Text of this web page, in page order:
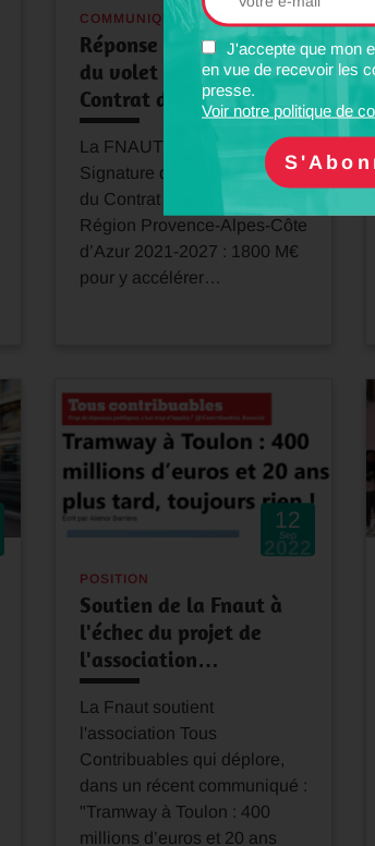
J'accepte que mon
en vue de recevoir les
presse.
Voir notre politique de
COMMUNIQUÉ
Réponse à la signature
du volet mobilité du
Contrat de…
La FNAUT prend acte de la
Signature du Volet Mobilité
du Contrat de Plan État
Région Provence-Alpes-Côte
d’Azur 2021-2027 : 1800 M€
pour y accélérer…
12
Sep
2022
POSITION
Soutien de la Fnaut à
l'échec du projet de
l'association…
La Fnaut soutient
l'association Tous
Contribuables qui déplore,
dans un récent communiqué :
"Tramway à Toulon : 400
millions d’euros et 20 ans